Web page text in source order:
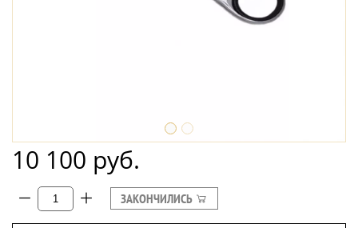
10 100 руб.
ЗАКОНЧИЛИСЬ